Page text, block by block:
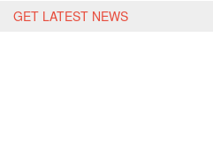
GET LATEST NEWS